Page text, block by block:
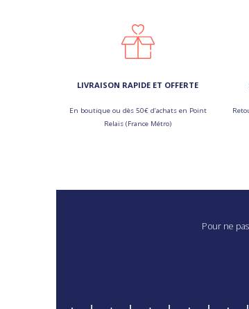
LIVRAISON RAPIDE ET OFFERTE
En boutique ou dès 50€ d’achats en Point
Relais (France Métro)
Pour ne